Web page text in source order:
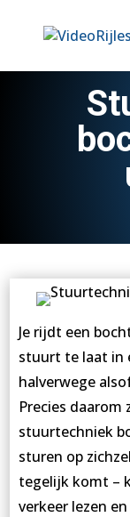
Je rijdt een
stuurt te laat in
halverwege
Precies daarom
stuurtechniek
sturen op
tegelijk komt –
verkeer lezen